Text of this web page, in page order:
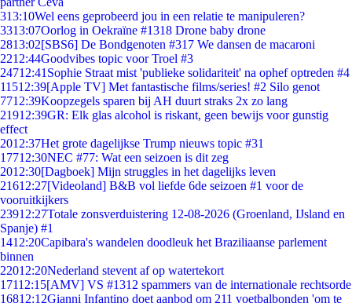
313:10Wel eens geprobeerd jou in een relatie te manipuleren?
3313:07Oorlog in Oekraïne #1318 Drone baby drone
2813:02[SBS6] De Bondgenoten #317 We dansen de macaroni
2212:44Goodvibes topic voor Troel #3
24712:41 Sophie Straat mist 'publieke solidariteit' na ophef optreden #4
11512:39[Apple TV] Met fantastische films/series! #2 Silo genot
7712:39Koopzegels sparen bij AH duurt straks 2x zo lang
21912:39GR: Elk glas alcohol is riskant, geen bewijs voor gunstig
effect
2012:37Het grote dagelijkse Trump nieuws topic #31
17712:30NEC #77: Wat een seizoen is dit zeg
2012:30[Dagboek] Mijn struggles in het dagelijks leven
21612:27[Videoland] B&B vol liefde 6de seizoen #1 voor de
vooruitkijkers
23912:27Totale zonsverduistering 12-08-2026 (Groenland, IJsland en
Spanje) #1
1412:20Capibara's wandelen doodleuk het Braziliaanse parlement
binnen
22012:20Nederland stevent af op watertekort
17112:15[AMV] VS #1312 spammers van de internationale rechtsorde
16812:12Gianni Infantino doet aanbod om 211 voetbalbonden 'om te